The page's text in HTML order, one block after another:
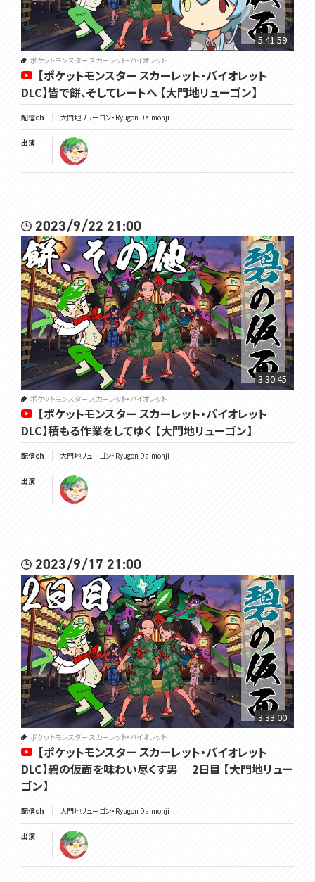
5:41:59
ポケットモンスター スカーレット・バイオレット
【ポケットモンスター スカーレット・バイオレット
DLC】皆で餅、そしてレートへ 【大門地リューゴン】
配信ch 大門地リューゴン・Ryugon Daimonji
出演
2023/9/22 21:00
3:30:45
ポケットモンスター スカーレット・バイオレット
【ポケットモンスター スカーレット・バイオレット
DLC】積もる作業をしてゆく 【大門地リューゴン】
配信ch 大門地リューゴン・Ryugon Daimonji
出演
2023/9/17 21:00
3:33:00
ポケットモンスター スカーレット・バイオレット
【ポケットモンスター スカーレット・バイオレット
DLC】碧の仮面を味わい尽くす男 2日目 【大門地リュー
ゴン】
配信ch 大門地リューゴン・Ryugon Daimonji
出演